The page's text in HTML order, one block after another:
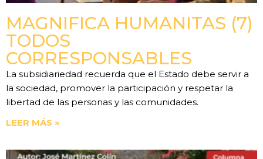
MAGNIFICA HUMANITAS (7)
TODOS
CORRESPONSABLES
La subsidiariedad recuerda que el Estado debe servir a
la sociedad, promover la participación y respetar la
libertad de las personas y las comunidades.
LEER MÁS »